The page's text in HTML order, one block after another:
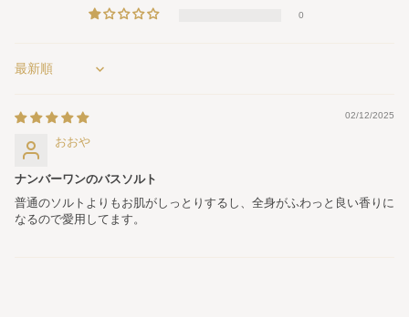
0
Sort by
02/12/2025
おおや
ナンバーワンのバスソルト
普通のソルトよりもお肌がしっとりするし、全身がふわっと良い香りに
なるので愛用してます。